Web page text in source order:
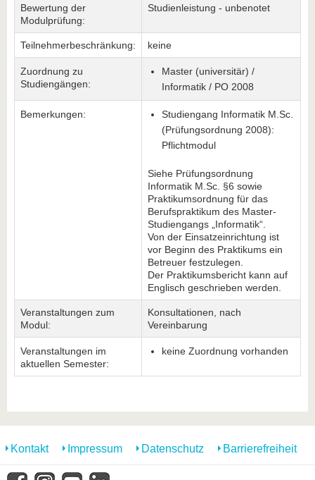
Bewertung der
Modulprüfung:
Studienleistung - unbenotet
Teilnehmerbeschränkung: keine
Zuordnung zu
Studiengängen:
Master (universitär) /
Informatik / PO 2008
Bemerkungen:
Studiengang Informatik M.Sc.
(Prüfungsordnung 2008):
Pflichtmodul
Siehe Prüfungsordnung
Informatik M.Sc. §6 sowie
Praktikumsordnung für das
Berufspraktikum des Master-
Studiengangs „Informatik“.
Von der Einsatzeinrichtung ist
vor Beginn des Praktikums ein
Betreuer festzulegen.
Der Praktikumsbericht kann auf
Englisch geschrieben werden.
Veranstaltungen zum
Modul:
Konsultationen, nach
Vereinbarung
Veranstaltungen im
aktuellen Semester:
keine Zuordnung vorhanden
Kontakt Impressum Datenschutz Barrierefreiheit